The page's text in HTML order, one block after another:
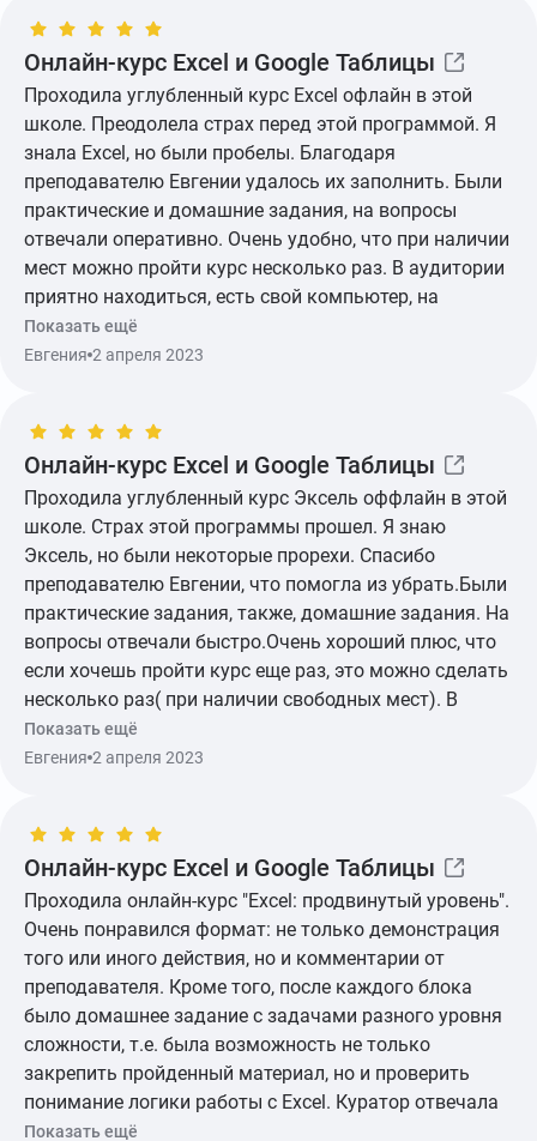
времени была на связи, объясняла, подсказывала,
обратная связь была высочайшего качества.
Практические задания проверялись очень быстро и
давалась развернутая обратная связь. Еще доступ к
курсу остается навсегда, а куратор на связи даже
после обучения. Благодарю всю команду Бруноям!
Было очень приятно быть в числе Ваших студентов!
Онлайн-курс Excel и Google Таблицы
Проходила углубленный курс Excel офлайн в этой
школе. Преодолела страх перед этой программой. Я
знала Excel, но были пробелы. Благодаря
преподавателю Евгении удалось их заполнить. Были
практические и домашние задания, на вопросы
отвечали оперативно. Очень удобно, что при наличии
мест можно пройти курс несколько раз. В аудитории
приятно находиться, есть свой компьютер, на
котором можно работать и повторять действия
преподавателя. И дают чай с печеньками:) Однако
практически не знал программу... Это замедляло
процесс обучения. Хотелось бы, чтобы школа
приняла это во внимание и разделяла студентов по
уровням для получения максимальной пользы.
Показать ещё
Евгения 2 апреля 2023
Онлайн-курс Excel и Google Таблицы
Проходила углубленный курс Эксель оффлайн в этой
школе. Страх этой программы прошел. Я знаю
Эксель, но были некоторые прорехи. Спасибо
преподавателю Евгении, что помогла из убрать.Были
практические задания, также, домашние задания. На
вопросы отвечали быстро.Очень хороший плюс, что
если хочешь пройти курс еще раз, это можно сделать
несколько раз( при наличии свободных мест). В
аудитории приятно находиться, большой плюс, это
свой компьютер, где ты работаешь и повторяешь
я более спокойно к этому отношусь, но на
протяжении каждого занятия меня это откровенно
раздражало: название курса УГЛУБЛЕННЫЙ.
Логично, что люди, хотябы скудно, но знают базу. Но
там были люди (несколько) кто в принципе толком
не знают такую программу... Из-за такого
контингента процесс обучения сильно тормозился.
Хочется, чтобы школа обратила внимание и
разделяли людей по уровням, так как хочется
получить максимум пользы
Показать ещё
Евгения 2 апреля 2023
Онлайн-курс Excel и Google Таблицы
Проходила онлайн-курс "Excel: продвинутый уровень".
Очень понравился формат: не только демонстрация
того или иного действия, но и комментарии от
преподавателя. Кроме того, после каждого блока
было домашнее задание с задачами разного уровня
сложности, т.е. была возможность не только
закрепить пройденный материал, но и проверить
понимание логики работы с Excel. Куратор отвечала
быстро, на каждое задание я получала подробный
Показать ещё